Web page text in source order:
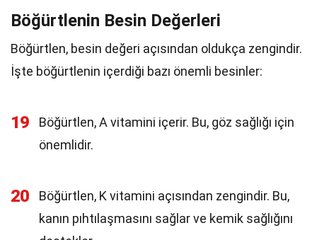
Böğürtlenin Besin Değerleri
Böğürtlen, besin değeri açısından oldukça zengindir.
İşte böğürtlenin içerdiği bazı önemli besinler:
19
Böğürtlen, A vitamini içerir. Bu, göz sağlığı için
önemlidir.
20
Böğürtlen, K vitamini açısından zengindir. Bu,
kanın pıhtılaşmasını sağlar ve kemik sağlığını